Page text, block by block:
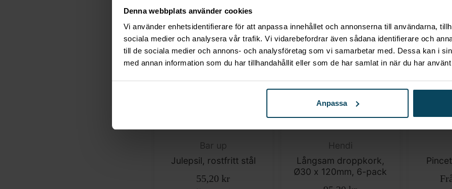
Denna webbplats använder cookies
Vi använder enhetsidentifierare för att anpassa innehållet och annonserna till användarna,
sociala medier och analysera vår trafik. Vi vidarebefordrar även sådana identifierare och
till de sociala medier och annons- och analysföretag som vi samarbetar med. Dessa kan i
med annan information som du har tillhandahållit eller som de har samlat in när du har
Anpassa
(Exkl. moms)
Bar up
Julepsil, rostfritt stål
55,20 kr
Hendi
Långsam droppkork,
Ø30 x 120mm, 6-pack